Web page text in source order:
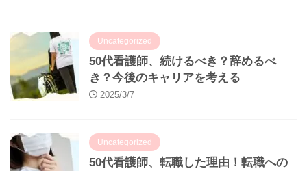
Uncategorized
50代看護師、続けるべき？辞めるべ
き？今後のキャリアを考える
2025/3/7
Uncategorized
50代看護師、転職した理由！転職への